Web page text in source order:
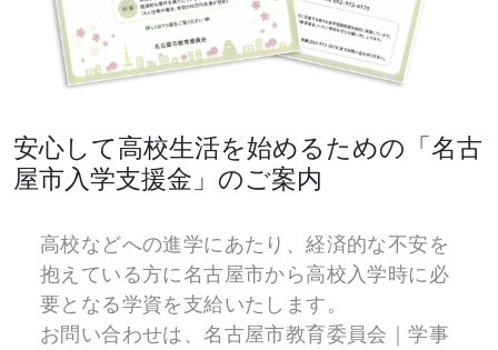
安心して高校生活を始めるための「名古
屋市入学支援金」のご案内
高校などへの進学にあたり、経済的な不安を
抱えている方に名古屋市から高校入学時に必
要となる学資を支給いたします。
お問い合わせは、名古屋市教育委員会｜学事